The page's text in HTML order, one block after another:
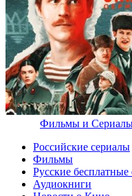
Фильмы и
Российские сериалы
Фильмы
Русские бесплатные
Аудиокниги